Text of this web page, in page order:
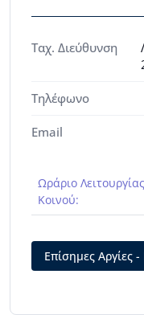
Ταχ. Διεύθυνση
Τηλέφωνο
Email
Ωράριο
Κοινού:
Επίσημες Αργίες -